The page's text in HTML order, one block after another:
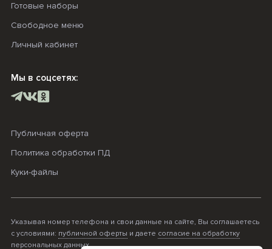
Готовые наборы
Свободное меню
Личный кабинет
Мы в соцсетях:
Публичная оферта
Политика обработки ПД
Куки-файлы
Указывая номер телефона и свои данные на сайте, Вы соглашаетесь
с условиями: публичной оферты и даете согласие на обработку
персональных данных.